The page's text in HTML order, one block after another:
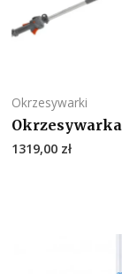
Okrzesywarki
Okrzesywarka
1319,00 zł